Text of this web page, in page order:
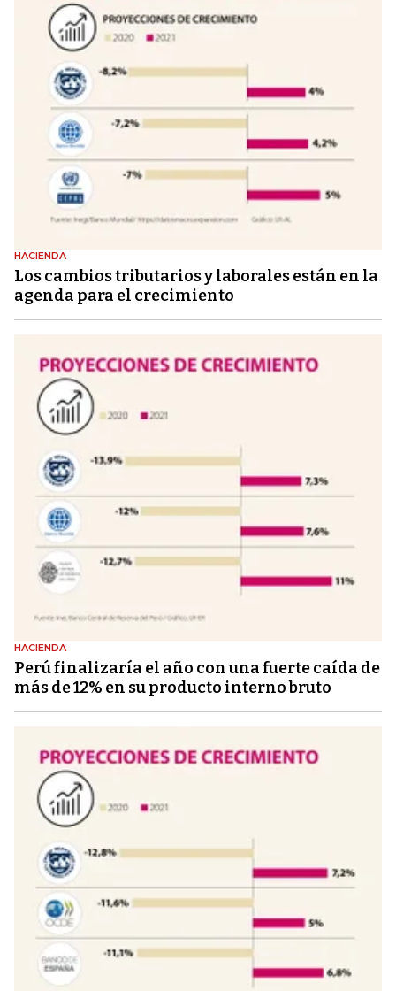
HACIENDA
Los cambios tributarios y laborales están en la
agenda para el crecimiento
HACIENDA
Perú finalizaría el año con una fuerte caída de
más de 12% en su producto interno bruto